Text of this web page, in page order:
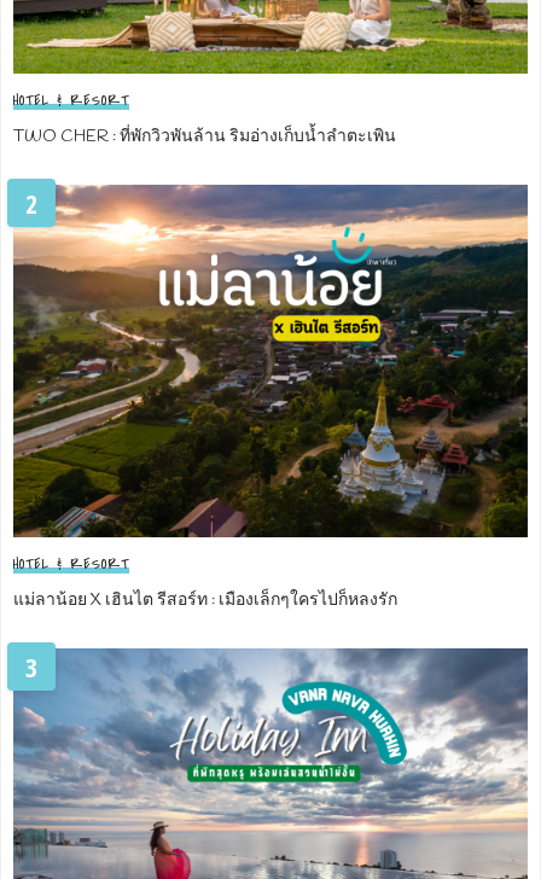
HOTEL & RESORT
TWO CHER : ที่พักวิวพันล้าน ริมอ่างเก็บน้ำลำตะเพิน
2
HOTEL & RESORT
แม่ลาน้อย X เฮินไต รีสอร์ท : เมืองเล็กๆใครไปก็หลงรัก
3